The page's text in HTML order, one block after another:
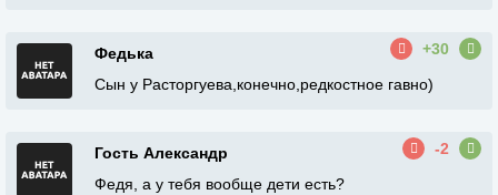
Федька
+30
Сын у Расторгуева,конечно,редкостное гавно)
Гость Александр
-2
Федя, а у тебя вообще дети есть?